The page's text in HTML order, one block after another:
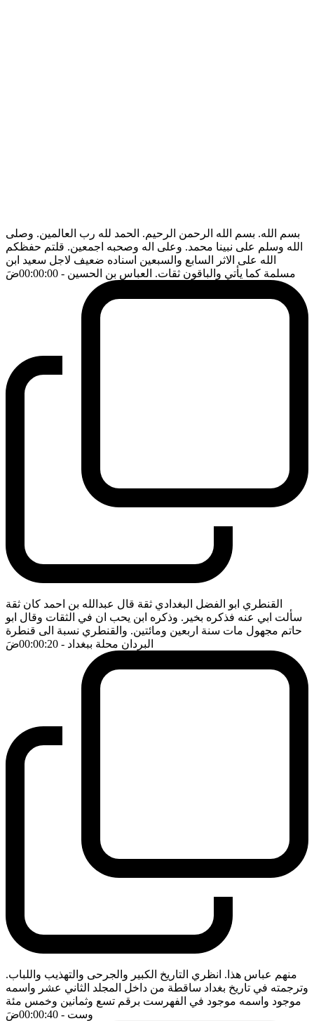
بسم الله. بسم الله الرحمن الرحيم. الحمد لله رب العالمين. وصلى
الله وسلم على نبينا محمد. وعلى اله وصحبه اجمعين. قلتم حفظكم
الله على الاثر السابع والسبعين اسناده ضعيف لاجل سعيد ابن
مسلمة كما يأتي والباقون ثقات. العباس بن الحسين - 00:00:00 ضَ
القنطري ابو الفضل البغدادي ثقة قال عبدالله بن احمد كان ثقة
سألت ابي عنه فذكره بخير. وذكره ابن يحب ان في الثقات وقال ابو
حاتم مجهول مات سنة اربعين ومائتين. والقنطري نسبة الى قنطرة
البردان محلة ببغداد - 00:00:20 ضَ
منهم عباس هذا. انظري التاريخ الكبير والجرحى والتهذيب واللباب.
وترجمته في تاريخ بغداد ساقطة من داخل المجلد الثاني عشر واسمه
موجود واسمه موجود في الفهرست برقم تسع وثمانين وخمس مئة
وست - 00:00:40 ضَ